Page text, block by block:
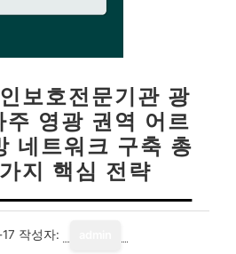
보호전문기관 광
영광 권역 어르
네트워크 구축 총
지 핵심 전략
작성자: